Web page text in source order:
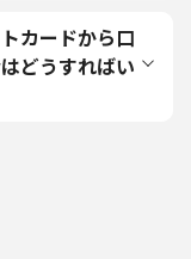
カードから⼝
どうすればい